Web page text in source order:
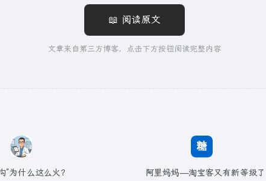
📖 阅读原文
文章来自第三方博客，点击下方按钮阅读完整内容
”为什么这么火？ 阿里妈妈—淘宝客又有新等级了